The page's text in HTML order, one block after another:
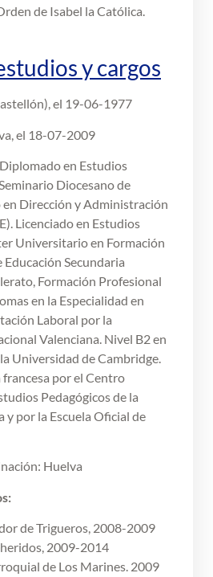
de Isabel la Católica.
y cargos
el 19-06-1977
el 18-07-2009
en Estudios
Diocesano de
en Dirección y Administración
Licenciado en Estudios
Universitario en Formación
Secundaria
Formación Profesional
en la Especialidad en
Laboral por la
Valenciana. Nivel B2 en
Universidad de Cambridge.
francesa por el Centro
Pedagógicos de la
y por la Escuela Oficial de
Huelva
de Trigueros, 2008-2009
2009-2014
de Los Marines. 2009